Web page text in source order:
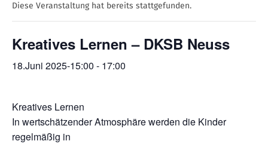
o
Diese Veranstaltung hat bereits stattgefunden.
Kreatives Lernen – DKSB Neuss
18.Juni 2025-15:00 - 17:00
Kreatives Lernen
In wertschätzender Atmosphäre werden die Kinder
regelmäßig in